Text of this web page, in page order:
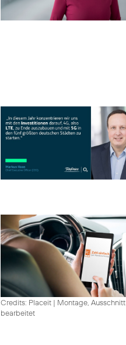
Credits: Placeit | Montage, Ausschnitt
bearbeitet